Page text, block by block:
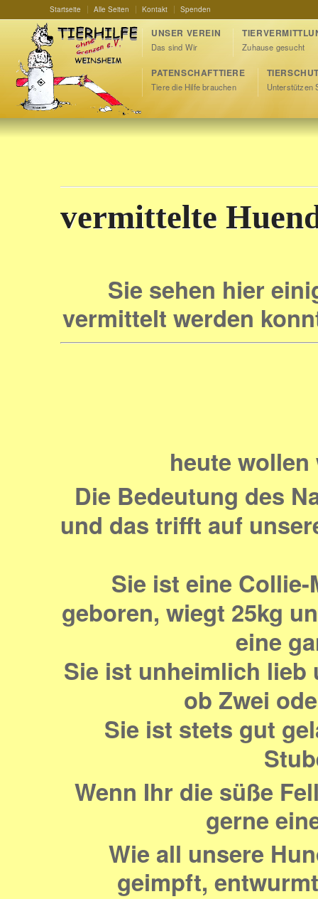
Startseite Alle Seiten Kontakt Spenden
UNSER VEREIN
Das sind Wir Zuhause gesucht
PATENSCHAFTTIERE
Tiere die Hilfe brauchen Unterstützen
vermittelte
Sie sehen hier
vermittelt werden
heute
Die Bedeutung des
und das trifft auf
Sie ist eine Collie-
geboren, wiegt 25kg
eine
Sie ist unheimlich lieb
ob Zwei
Sie ist stets gut
Wenn Ihr die süße
gerne
Wie all unsere
geimpft,